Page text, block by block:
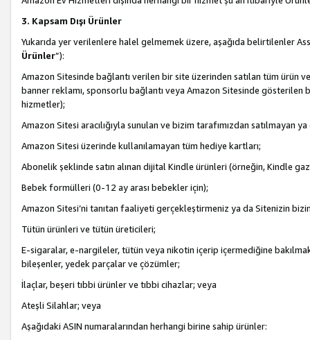
3. Kapsam Dışı Ürünler
Yukarıda yer verilenlere halel gelmemek üzere, aşağıda belirtilenler
Ürünler”):
Amazon Sitesinde bağlantı verilen bir site üzerinden satılan tüm ürün
banner reklamı, sponsorlu bağlantı veya Amazon Sitesinde gösterilen
hizmetler);
Amazon Sitesi aracılığıyla sunulan ve bizim tarafımızdan satılmayan
Amazon Sitesi üzerinde kullanılamayan tüm hediye kartları;
Abonelik şeklinde satın alınan dijital Kindle ürünleri (örneğin, Kindle
Bebek formülleri (0-12 ay arası bebekler için);
Amazon Sitesi’ni tanıtan faaliyeti gerçekleştirmeniz ya da Sitenizin
Tütün ürünleri ve tütün üreticileri;
E-sigaralar, e-nargileler, tütün veya nikotin içerip içermediğine
bileşenler, yedek parçalar ve çözümler;
İlaçlar, beşeri tıbbi ürünler ve tıbbi cihazlar; veya
Ateşli Silahlar; veya
Aşağıdaki ASIN numaralarından herhangi birine sahip ürünler: